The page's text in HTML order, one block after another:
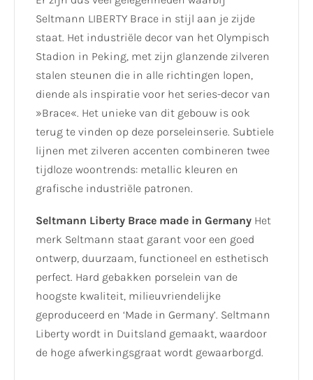
Seltmann LIBERTY Brace in stijl aan je zijde
staat. Het industriële decor van het Olympisch
Stadion in Peking, met zijn glanzende zilveren
stalen steunen die in alle richtingen lopen,
diende als inspiratie voor het series-decor van
»Brace«. Het unieke van dit gebouw is ook
terug te vinden op deze porseleinserie. Subtiele
lijnen met zilveren accenten combineren twee
tijdloze woontrends: metallic kleuren en
grafische industriële patronen.
Seltmann Liberty Brace made in Germany Het
merk Seltmann staat garant voor een goed
ontwerp, duurzaam, functioneel en esthetisch
perfect. Hard gebakken porselein van de
hoogste kwaliteit, milieuvriendelijke
geproduceerd en ‘Made in Germany’. Seltmann
Liberty wordt in Duitsland gemaakt, waardoor
de hoge afwerkingsgraat wordt gewaarborgd.